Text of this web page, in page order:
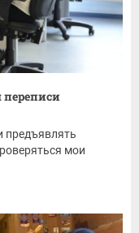
переписи
предъявлять
мои